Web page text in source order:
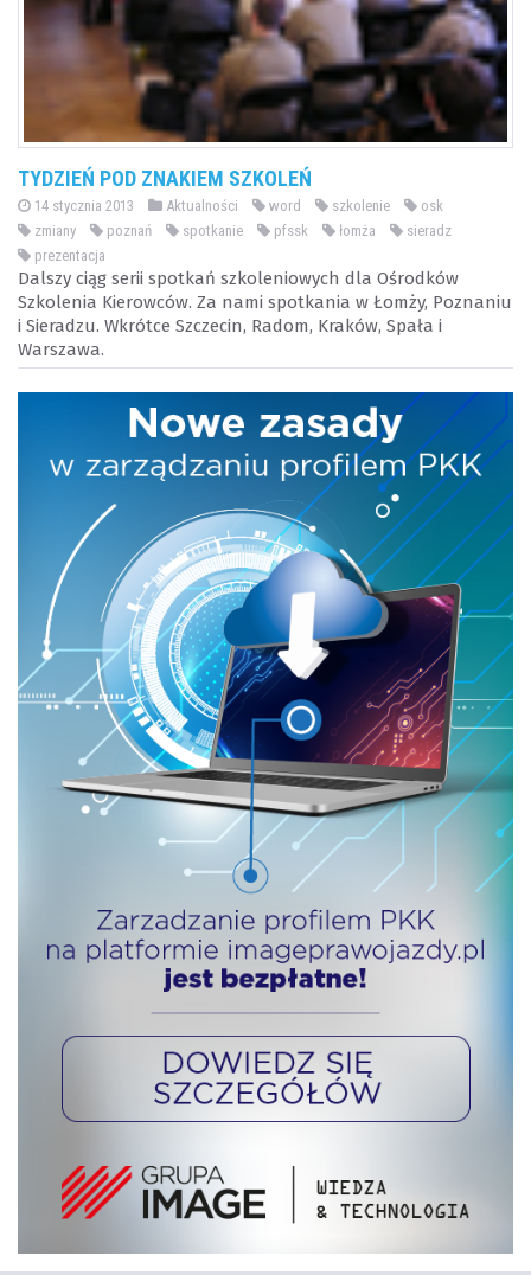
TYDZIEŃ POD ZNAKIEM SZKOLEŃ
14 stycznia 2013 Aktualności word szkolenie
osk
zmiany
poznań spotkanie pfssk łomża
sieradz
prezentacja
Dalszy ciąg serii spotkań szkoleniowych dla Ośrodków
Szkolenia Kierowców. Za nami spotkania w Łomży, Poznaniu
i Sieradzu. Wkrótce Szczecin, Radom, Kraków, Spała i
Warszawa.